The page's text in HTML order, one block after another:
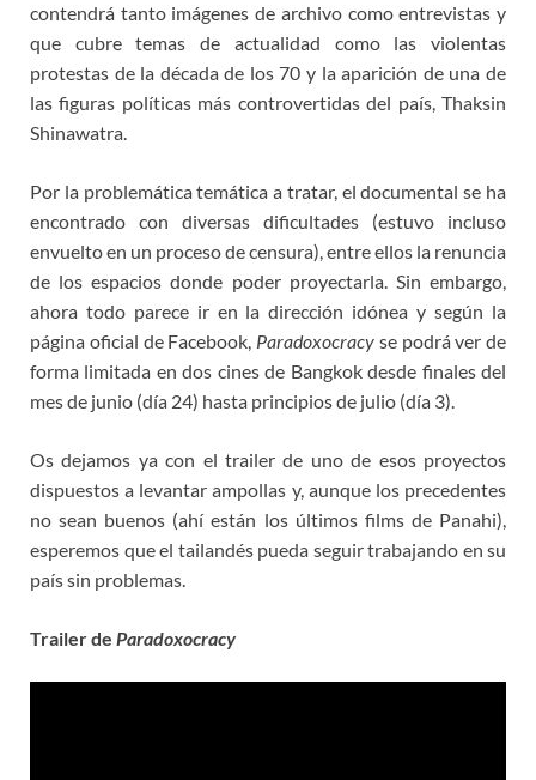
contendrá tanto imágenes de archivo como entrevistas y
que cubre temas de actualidad como las violentas
protestas de la década de los 70 y la aparición de una de
las figuras políticas más controvertidas del país, Thaksin
Shinawatra.
Por la problemática temática a tratar, el documental se ha
encontrado con diversas dificultades (estuvo incluso
envuelto en un proceso de censura), entre ellos la renuncia
de los espacios donde poder proyectarla. Sin embargo,
ahora todo parece ir en la dirección idónea y según la
página oficial de Facebook, Paradoxocracy se podrá ver de
forma limitada en dos cines de Bangkok desde finales del
mes de junio (día 24) hasta principios de julio (día 3).
Os dejamos ya con el trailer de uno de esos proyectos
dispuestos a levantar ampollas y, aunque los precedentes
no sean buenos (ahí están los últimos films de Panahi),
esperemos que el tailandés pueda seguir trabajando en su
país sin problemas.
Trailer de Paradoxocracy